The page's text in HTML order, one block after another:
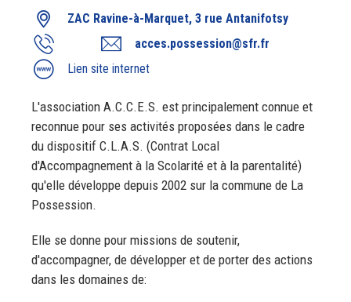
ZAC Ravine-à-Marquet, 3 rue Antanifotsy
acces.possession@sfr.fr
Lien site internet
L'association A.C.C.E.S. est principalement connue et
reconnue pour ses activités proposées dans le cadre
du dispositif C.L.A.S. (Contrat Local
d'Accompagnement à la Scolarité et à la parentalité)
qu'elle développe depuis 2002 sur la commune de La
Possession.
Elle se donne pour missions de soutenir,
d'accompagner, de développer et de porter des actions
dans les domaines de: